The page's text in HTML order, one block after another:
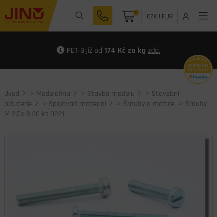
0 CZK| EUR
PET-G již od 174 Kč za kg zde.
Úvod > Modelařina > Stavba modelu > Stavební
bižuterie
> Spojovací materiál > Šrouby a matice > Šrouby
M 2,5x 8 20 ks 0221